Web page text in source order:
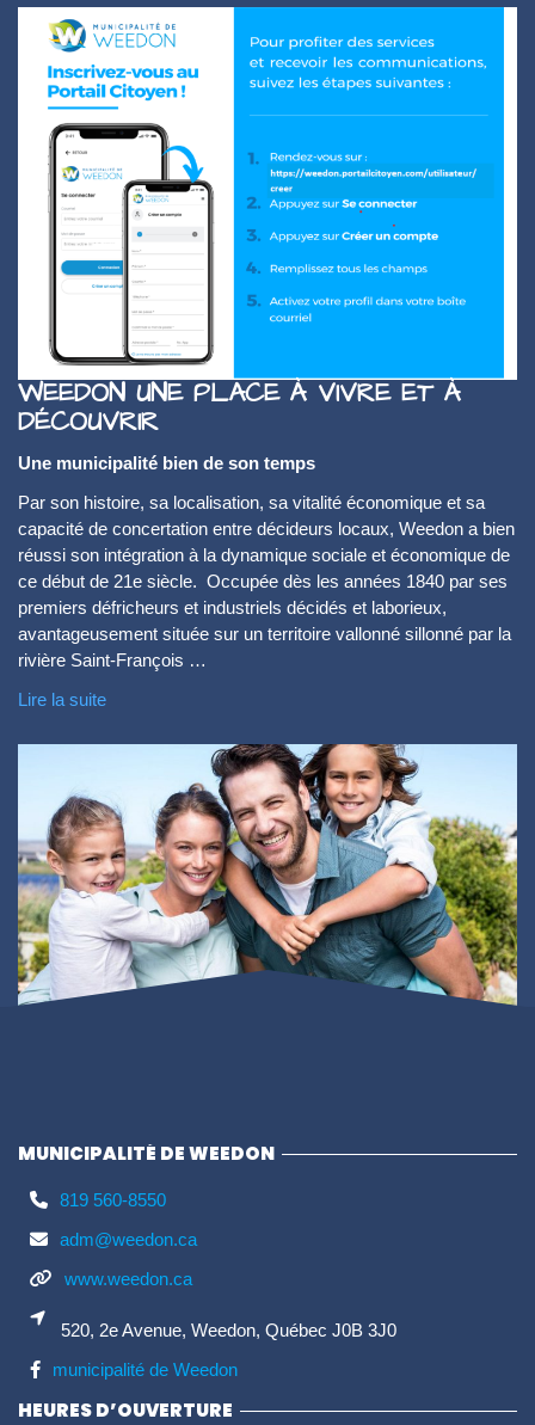
WEEDON UNE PLACE À VIVRE ET À
DÉCOUVRIR
Une municipalité bien de son temps
Par son histoire, sa localisation, sa vitalité économique et sa
capacité de concertation entre décideurs locaux, Weedon a bien
réussi son intégration à la dynamique sociale et économique de
ce début de 21e siècle. Occupée dès les années 1840 par ses
premiers défricheurs et industriels décidés et laborieux,
avantageusement située sur un territoire vallonné sillonné par la
rivière Saint-François …
Lire la suite
MUNICIPALITÉ DE WEEDON
819 560-8550
adm@weedon.ca
www.weedon.ca
520, 2e Avenue, Weedon, Québec J0B 3J0
municipalité de Weedon
HEURES D’OUVERTURE